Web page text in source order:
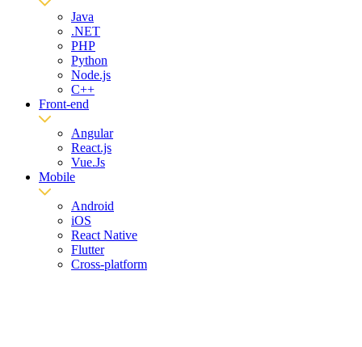
Java
.NET
PHP
Python
Node.js
C++
Front-end
Angular
React.js
Vue.Js
Mobile
Android
iOS
React Native
Flutter
Cross-platform